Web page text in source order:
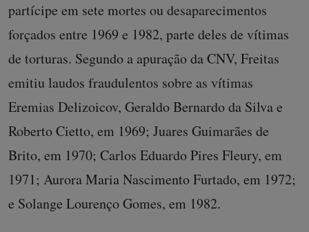
partícipe em sete mortes ou desaparecimentos
forçados entre 1969 e 1982, parte deles de vítimas
de torturas. Segundo a apuração da CNV, Freitas
emitiu laudos fraudulentos sobre as vítimas
Eremias Delizoicov, Geraldo Bernardo da Silva e
Roberto Cietto, em 1969; Juares Guimarães de
Brito, em 1970; Carlos Eduardo Pires Fleury, em
1971; Aurora Maria Nascimento Furtado, em 1972;
e Solange Lourenço Gomes, em 1982.